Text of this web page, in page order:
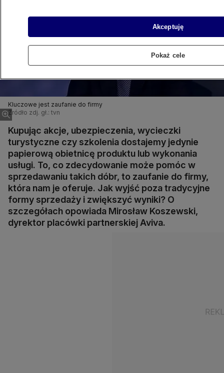
Kluczowe jest zaufanie do firmy
Źródło zdj. gł.: tvn
Kupując akcje, ubezpieczenia, wycieczki
turystyczne czy szkolenia dostajemy jedynie
papierową obietnicę produktu lub wykonania
usługi. To, co zdecydowanie może pomóc w
sprzedawaniu takich dóbr, to zaufanie do firmy,
która nam je oferuje. Jak wyjść poza tradycyjne
formy sprzedaży i zwiększyć wyniki? O
szczegółach opowiada Mirosław Koszewski,
dyrektor placówki partnerskiej Aviva.
Akceptuję
Pokaż cele